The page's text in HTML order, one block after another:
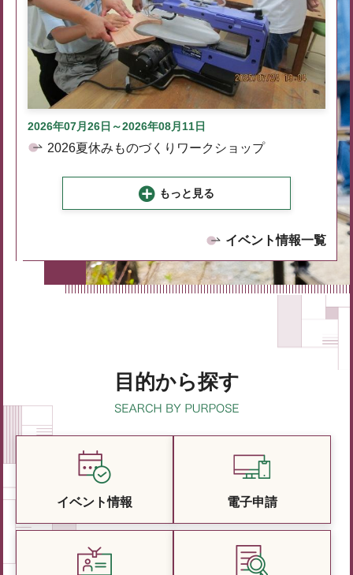
2026年07月26日～2026年08月11日
2026夏休みものづくりワークショップ
もっと見る
イベント情報一覧
目的から探す
イベント情報 電子申請